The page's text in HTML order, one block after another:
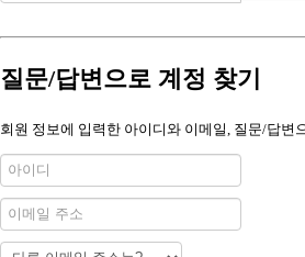
질문/답변으로 계정 찾기
회원 정보에 입력한 아이디와 이메일, 질문/답변